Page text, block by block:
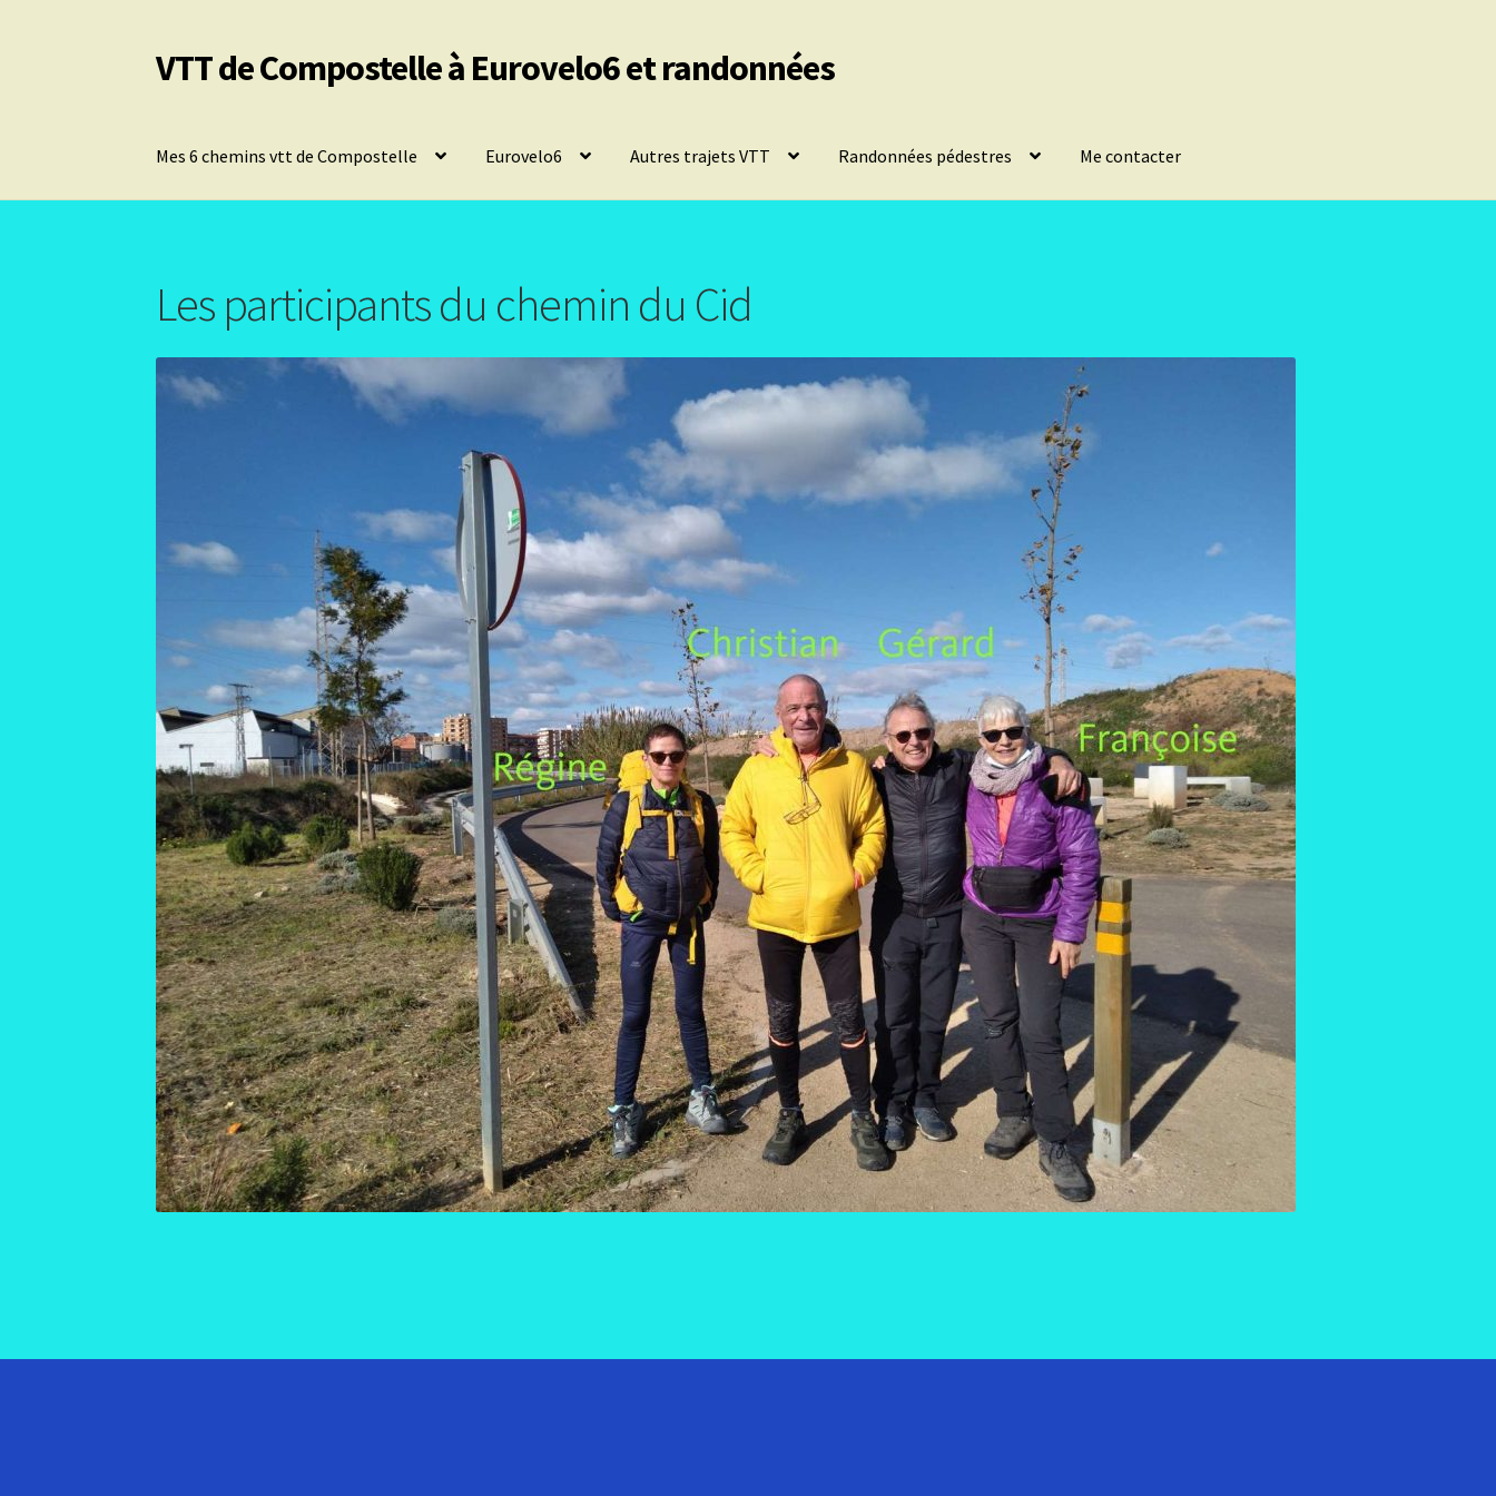
Aller
à
Aller
au
VTT de Compostelle à Eurovelo6 et randonnées
Mes 6 chemins vtt de Compostelle Eurovelo6 Autres trajets VTT Randonnées pédestres Me contacter
Les participants du chemin du Cid